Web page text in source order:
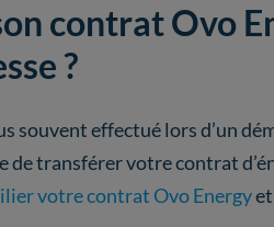
contrat Ovo
?
souvent effectué lors d’un
de transférer votre contrat
votre contrat Ovo Energyet